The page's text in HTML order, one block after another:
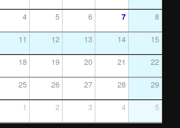
4 5 6 7 8
11 12 13 14 15
18 19 20 21 22
25 26 27 28 29
1 2 3 4 5